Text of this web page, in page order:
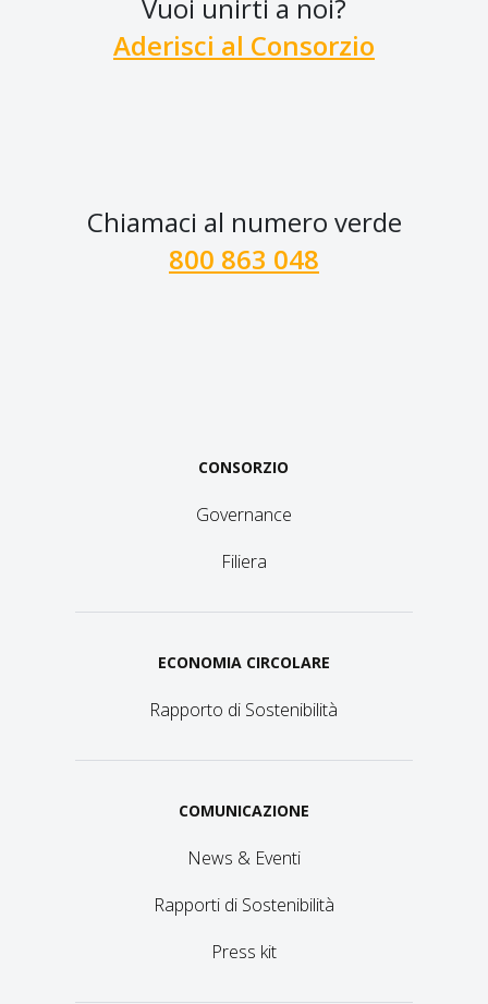
Vuoi unirti a noi?
Aderisci al Consorzio
Chiamaci al numero verde
800 863 048
CONSORZIO
Governance
Filiera
ECONOMIA CIRCOLARE
Rapporto di Sostenibilità
COMUNICAZIONE
News & Eventi
Rapporti di Sostenibilità
Press kit